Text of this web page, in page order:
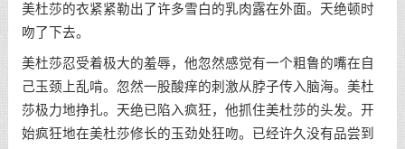
美杜莎的衣紧紧勒出了许多雪白的乳肉露在外面。天绝顿时
吻了下去。
美杜莎忍受着极大的羞辱，他忽然感觉有一个粗鲁的嘴在自
己玉颈上乱啃。忽然一股酸痒的刺激从脖子传入脑海。美杜
莎极力地挣扎。天绝已陷入疯狂，他抓住美杜莎的头发。开
始疯狂地在美杜莎修长的玉劲处狂吻。已经许久没有品尝到